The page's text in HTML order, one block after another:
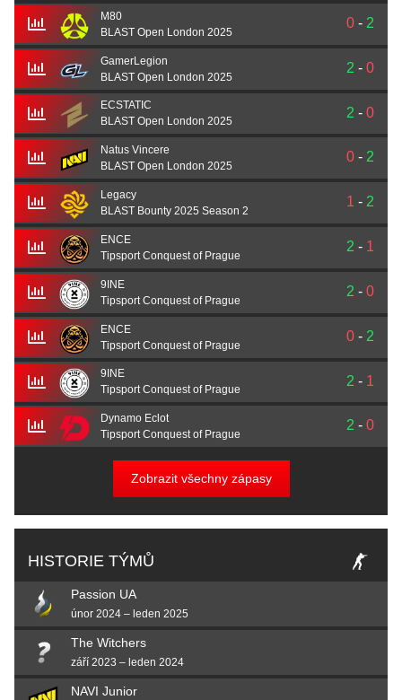
M80
BLAST Open London 2025
0 - 2
GamerLegion
BLAST Open London 2025
2 - 0
ECSTATIC
BLAST Open London 2025
2 - 0
Natus Vincere
BLAST Open London 2025
0 - 2
Legacy
BLAST Bounty 2025 Season 2
1 - 2
ENCE
Tipsport Conquest of Prague
2 - 1
9INE
Tipsport Conquest of Prague
2 - 0
ENCE
Tipsport Conquest of Prague
0 - 2
9INE
Tipsport Conquest of Prague
2 - 1
Dynamo Eclot
Tipsport Conquest of Prague
2 - 0
Zobrazit všechny zápasy
HISTORIE TÝMŮ
Passion UA
únor 2024 – leden 2025
The Witchers
září 2023 – leden 2024
NAVI Junior